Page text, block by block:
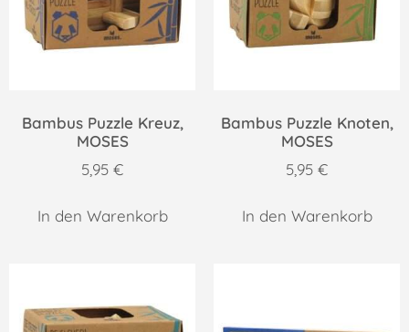
Bambus Puzzle Kreuz,
MOSES
5,95 €
In den Warenkorb
Bambus Puzzle Knoten,
MOSES
5,95 €
In den Warenkorb